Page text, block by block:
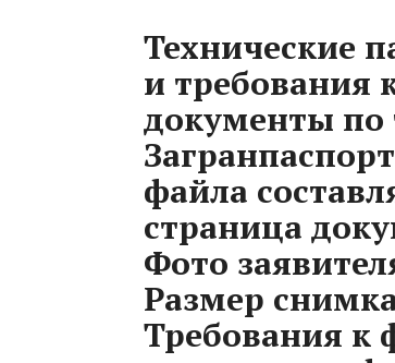
Технические
и требования
документы по
файла
страница
Фото
Размер
Требования к